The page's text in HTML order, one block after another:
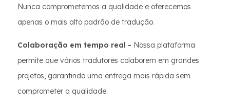
Nunca comprometemos a qualidade e oferecemos
apenas o mais alto padrão de tradução.
Colaboração em tempo real - Nossa plataforma
permite que vários tradutores colaborem em grandes
projetos, garantindo uma entrega mais rápida sem
comprometer a qualidade.